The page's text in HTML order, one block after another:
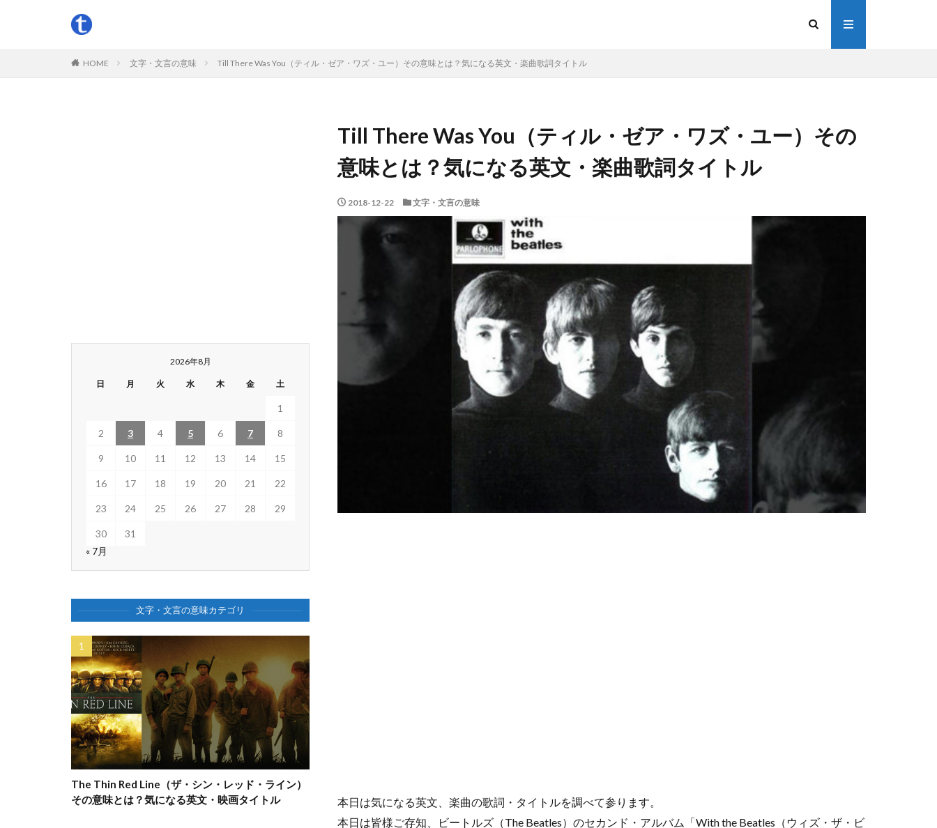
HOME 文字・文言の意味 Till There Was You（ティル・ゼア・ワズ・ユー）その意味とは？気になる英文・楽曲歌詞タイトル
Till There Was You（ティル・ゼア・ワズ・ユー）その
意味とは？気になる英文・楽曲歌詞タイトル
2018-12-22 文字・文言の意味
本日は気になる英文、楽曲の歌詞・タイトルを調べて参ります。
本日は皆様ご存知、ビートルズ（The Beatles）のセカンド・アルバム「With the Beatles（ウィズ・ザ・ビ
2026年8月
日 月 火 水 木 金 土
1
2 3 4 5 6 7 8
9 10 11 12 13 14 15
16 17 18 19 20 21 22
23 24 25 26 27 28 29
30
31
« 7月
文字・文言の意味カテゴリ
The Thin Red Line（ザ・シン・レッド・ライン）
その意味とは？気になる英文・映画タイトル